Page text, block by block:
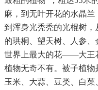
麻，到无叶开花的水晶
到浑身光秃秃的光棍树
的珙桐、望天树、人参
世界上最大的花——大王
植物无奇不有。被子植物
玉米、大蒜、豆类、白